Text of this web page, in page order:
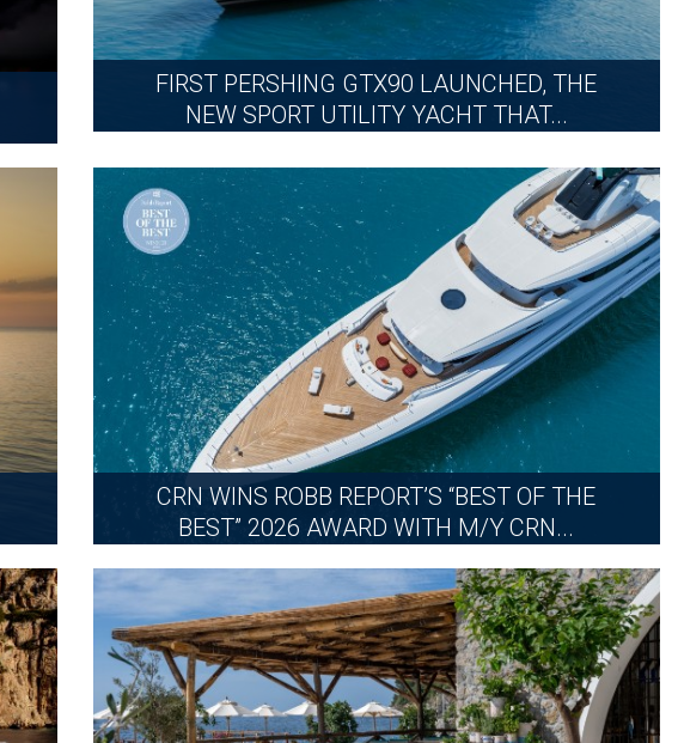
FIRST PERSHING GTX90 LAUNCHED, THE
NEW SPORT UTILITY YACHT THAT...
2026年7月9日
CRN WINS ROBB REPORT’S “BEST OF THE
BEST” 2026 AWARD WITH M/Y CRN...
2026年6月18日
更多